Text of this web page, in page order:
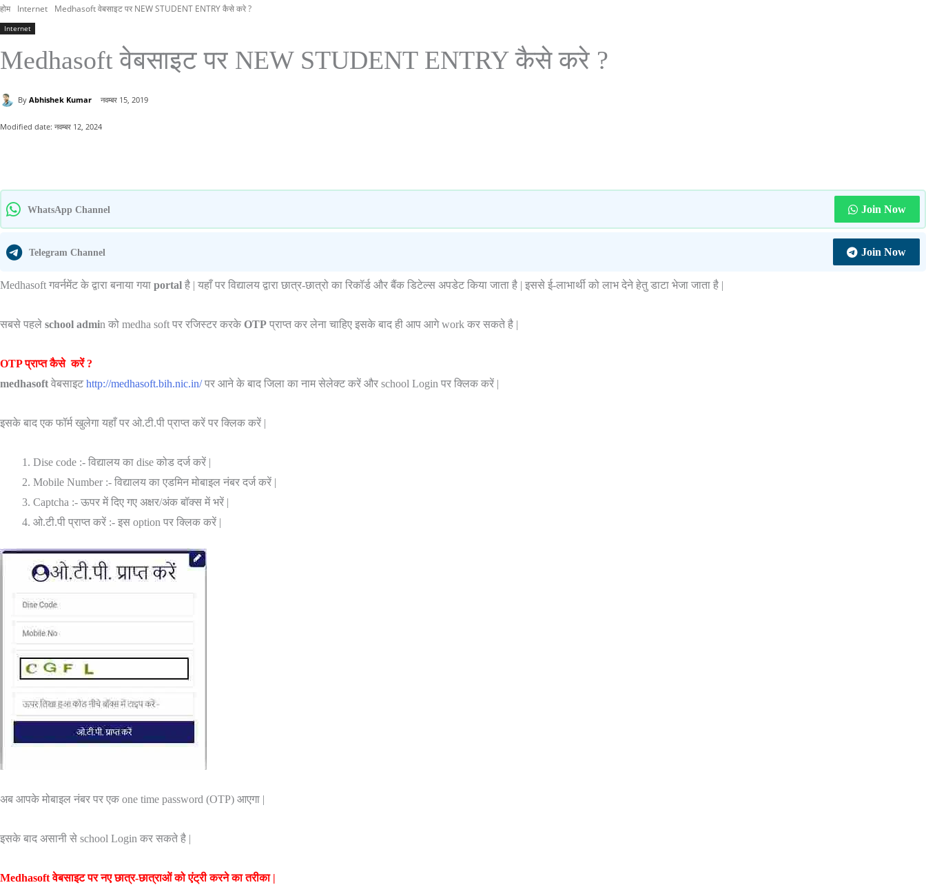
होम Internet Medhasoft वेबसाइट पर NEW STUDENT ENTRY कैसे करे ?
Internet
Medhasoft वेबसाइट पर NEW STUDENT ENTRY कैसे करे ?
By Abhishek Kumar नवम्बर 15, 2019
Modified date: नवम्बर 12, 2024
WhatsApp Channel Join Now
Telegram Channel Join Now
Medhasoft गवर्नमेंट के द्वारा बनाया गया portal है | यहाँ पर विद्यालय द्वारा छात्र-छात्रो का रिकॉर्ड और बैंक डिटेल्स अपडेट किया जाता है | इससे ई-लाभार्थी को लाभ देने हेतु डाटा भेजा जाता है |
सबसे पहले school admin को medha soft पर रजिस्टर करके OTP प्राप्त कर लेना चाहिए इसके बाद ही आप आगे work कर सकते है |
OTP प्राप्त कैसे करें ?
medhasoft वेबसाइटhttp://medhasoft.bih.nic.in/पर आने के बाद जिला का नाम सेलेक्ट करें और school Login पर क्लिक करें |
इसके बाद एक फॉर्म खुलेगा यहाँ पर ओ.टी.पी प्राप्त करें पर क्लिक करें |
Dise code :- विद्यालय का dise कोड दर्ज करें |
Mobile Number :- विद्यालय का एडमिन मोबाइल नंबर दर्ज करें |
Captcha :- ऊपर में दिए गए अक्षर/अंक बॉक्स में भरें |
ओ.टी.पी प्राप्त करें :- इस option पर क्लिक करें |
अब आपके मोबाइल नंबर पर एक one time password (OTP) आएगा |
इसके बाद असानी से school Login कर सकते है |
Medhasoft वेबसाइट पर नए छात्र-छात्राओं को एंट्री करने का तरीका |